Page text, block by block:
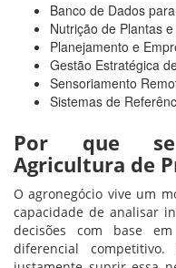
Banco de Dados
Nutrição de Plantas
Planejamento e
Gestão Estratégica
Sensoriamento
Sistemas de
Por que se
Agricultura de
O agronegócio vive um
capacidade de analisar
decisões com base
diferencial